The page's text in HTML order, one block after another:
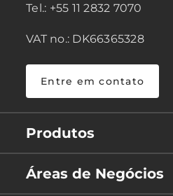
Tel.: +55 11 2832 7070
VAT no.: DK66365328
Entre em contato
Produtos
Áreas de Negócios